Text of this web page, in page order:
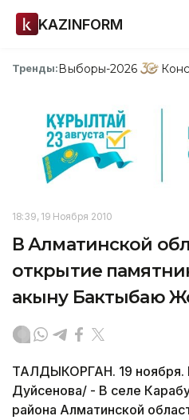
KAZINFORM
Тренды:Выборы-2026
18:39, 19 Ноября 2010
В Алматинской
открытие
акыну Бактыбаю
ТАЛДЫКОРГАН. 19
Дуйсенова/ - В селе
района Алматинской